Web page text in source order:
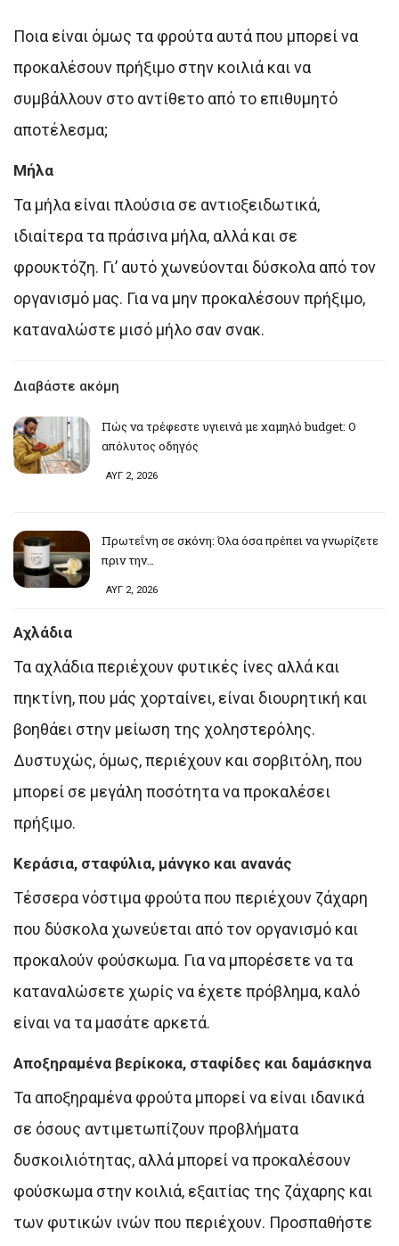
Ποια είναι όμως τα φρούτα αυτά που μπορεί να
προκαλέσουν πρήξιμο στην κοιλιά και να
συμβάλλουν στο αντίθετο από το επιθυμητό
αποτέλεσμα;
Μήλα
Τα μήλα είναι πλούσια σε αντιοξειδωτικά,
ιδιαίτερα τα πράσινα μήλα, αλλά και σε
φρουκτόζη. Γι’ αυτό χωνεύονται δύσκολα από τον
οργανισμό μας. Για να μην προκαλέσουν πρήξιμο,
καταναλώστε μισό μήλο σαν σνακ.
Διαβάστε ακόμη
Πώς να τρέφεστε υγιεινά με χαμηλό budget: Ο
απόλυτος οδηγός
ΑΥΓ 2, 2026
Πρωτεΐνη σε σκόνη: Όλα όσα πρέπει να γνωρίζετε
πριν την…
ΑΥΓ 2, 2026
Αχλάδια
Τα αχλάδια περιέχουν φυτικές ίνες αλλά και
πηκτίνη, που μάς χορταίνει, είναι διουρητική και
βοηθάει στην μείωση της χοληστερόλης.
Δυστυχώς, όμως, περιέχουν και σορβιτόλη, που
μπορεί σε μεγάλη ποσότητα να προκαλέσει
πρήξιμο.
Κεράσια, σταφύλια, μάνγκο και ανανάς
Τέσσερα νόστιμα φρούτα που περιέχουν ζάχαρη
που δύσκολα χωνεύεται από τον οργανισμό και
προκαλούν φούσκωμα. Για να μπορέσετε να τα
καταναλώσετε χωρίς να έχετε πρόβλημα, καλό
είναι να τα μασάτε αρκετά.
Αποξηραμένα βερίκοκα, σταφίδες και δαμάσκηνα
Τα αποξηραμένα φρούτα μπορεί να είναι ιδανικά
σε όσους αντιμετωπίζουν προβλήματα
δυσκοιλιότητας, αλλά μπορεί να προκαλέσουν
φούσκωμα στην κοιλιά, εξαιτίας της ζάχαρης και
των φυτικών ινών που περιέχουν. Προσπαθήστε